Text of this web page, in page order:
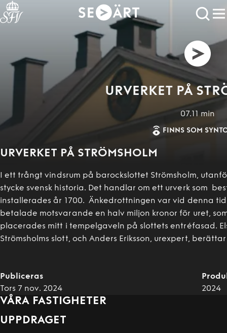
URVERKET PÅ
07.11 min
FINNS SOM
URVERKET PÅ STRÖMSHOLM
I ett trångt vindsrum på barockslottet Strömsholm,
stycke svensk historia. Det handlar om ett urverk som
installerades år 1700. Änkedrottningen var vid denna
betalade motsvarande en halv miljon kronor för uret,
placerades mitt i tempelgaveln på slottets entréfasad.
Strömsholms slott, och Anders Eriksson, urexpert,
Publiceras
Tors 7 nov. 2024
2024
VÅRA FASTIGHETER
UPPDRAGET